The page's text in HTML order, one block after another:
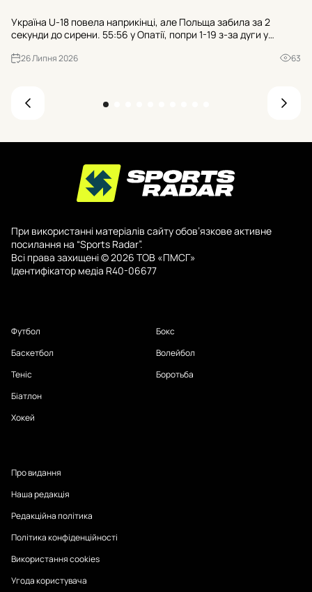
Україна U-18 повела наприкінці, але Польща забила за 2
секунди до сирени. 55:56 у Опатії, попри 1-19 з-за дуги у
26 Липня 2026 63
При використанні матеріалів сайту обов’язкове активне
посилання на “Sports Radar”.
Всі права захищені © 2026 ТОВ «ПМСГ»
Ідентифікатор медіа R40-06677
Футбол
Баскетбол
Теніс
Біатлон
Хокей
Бокс
Волейбол
Боротьба
Про видання
Наша редакція
Редакційна політика
Політика конфіденційності
Використання cookies
Угода користувача